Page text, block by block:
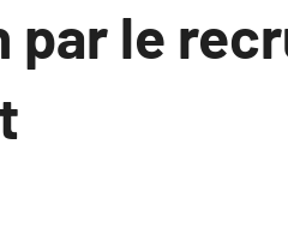
par le